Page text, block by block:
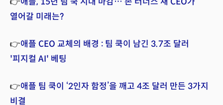
열어갈 미래는?
👉애플 CEO 교체의 배경 : 팀 쿡이 남긴 3.7조 달러
'피지컬 AI' 베팅
👉애플 팀 쿡이 ‘2인자 함정’을 깨고 4조 달러 만든 3가지
비결